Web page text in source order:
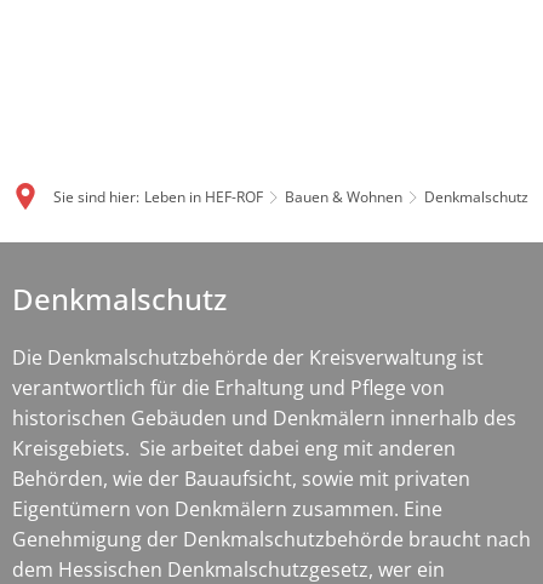
Sie sind hier: Leben in HEF-ROF Bauen & Wohnen Denkmalschutz
Denkmalschutz
Die Denkmalschutzbehörde der Kreisverwaltung ist
verantwortlich für die Erhaltung und Pflege von
historischen Gebäuden und Denkmälern innerhalb des
Kreisgebiets. Sie arbeitet dabei eng mit anderen
Behörden, wie der Bauaufsicht, sowie mit privaten
Eigentümern von Denkmälern zusammen. Eine
Genehmigung der Denkmalschutzbehörde braucht nach
dem Hessischen Denkmalschutzgesetz, wer ein